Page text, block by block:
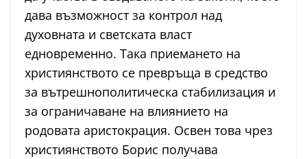
дава възможност за контрол над
духовната и светската власт
едновременно. Така приемането на
християнството се превръща в средство
за вътрешнополитическа стабилизация и
за ограничаване на влиянието на
родовата аристокрация. Освен това чрез
християнството Борис получава